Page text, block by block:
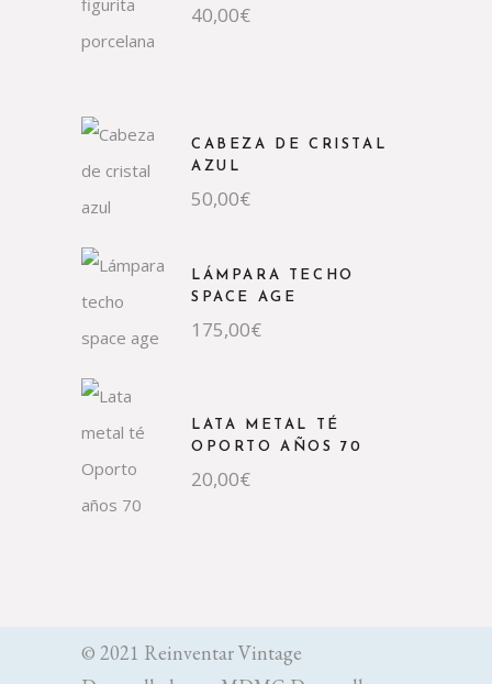
40,00€
CABEZA DE CRISTAL
AZUL
50,00€
LÁMPARA TECHO
SPACE AGE
175,00€
LATA METAL TÉ
OPORTO AÑOS 70
20,00€
© 2021 Reinventar Vintage